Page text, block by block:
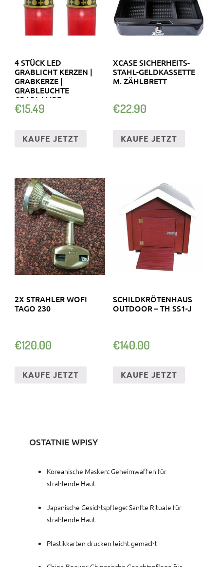
4 STÜCK LED
GRABLICHT KERZEN |
GRABKERZE |
GRABLEUCHTE
GRABLAMPE
FRIEDHOFSKERZE
€15.49
KAUFE JETZT
XCASE SICHERHEITS-
STAHL-GELDKASSETTE
M. ZÄHLBRETT
€22.90
KAUFE JETZT
2X STRAHLER WOFI
TAGO 230
€120.00
KAUFE JETZT
SCHILDKRÖTENHAUS
OUTDOOR – TH SS1-J
€140.00
KAUFE JETZT
OSTATNIE WPISY
Koreanische Masken: Geheimwaffen für
strahlende Haut
Japanische Gesichtspflege: Sanfte Rituale für
strahlende Haut
Plastikkarten drucken leicht gemacht